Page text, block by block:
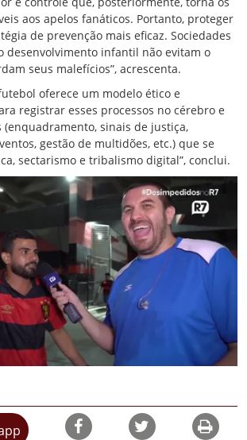
​​aos apelos fanáticos. Portanto, proteger
de prevenção mais eficaz. Sociedades
desenvolvimento infantil não evitam o
seus malefícios”, acrescenta.
oferece um modelo ético e
registrar esses processos no cérebro e
sinais de justiça,
gestão de multidões, etc.) que se
sectarismo e tribalismo digital”, conclui.